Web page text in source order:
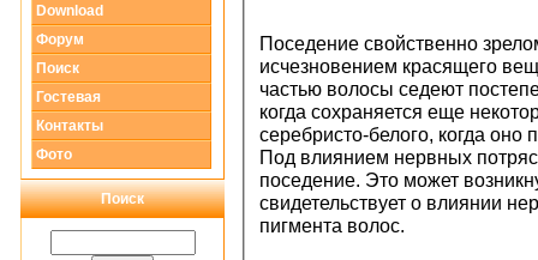
Download
Форум
Поиск
Гостевая
Контакты
Фото
Поиск
Поседение свойственно
исчезновением красящего
частью волосы седеют
когда сохраняется еще
серебристо-белого, когда оно
Под влиянием нервных
поседение. Это может
свидетельствует о влиянии
пигмента волос.